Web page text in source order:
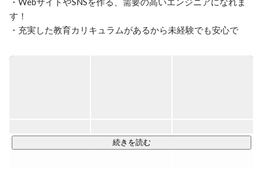
す！
・充実した教育カリキュラムがあるから未経験でも安心で
・お仕事をレベルアップさせた分だけ大幅な年収アップが見
カリキュラムを学んだ後は、先輩エンジニアと共に実際に開
続きを読む